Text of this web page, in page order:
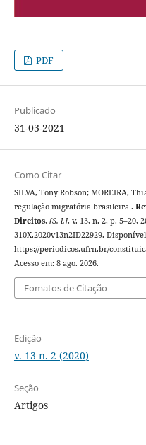
PDF
Publicado
31-03-2021
Como Citar
SILVA, Tony Robson; MOREIRA,
regulação migratória brasileira .
Direitos, [S. l.], v. 13, n. 2, p. 5–20,
310X.2020v13n2ID22929.
https://periodicos.ufrn.br/
Acesso em: 8 ago. 2026.
Fomatos de Citação
Edição
v. 13 n. 2 (2020)
Seção
Artigos